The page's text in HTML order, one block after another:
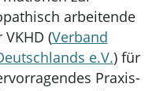
arbeitende
(Verband
e.V.) für
Praxis-